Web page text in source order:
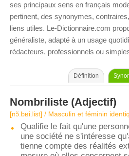
ses principaux sens en français
pertinent, des synonymes,
liens utiles. Le-Dictionnaire.com
généraliste, adapté à un usage
rédacteurs, professionnels ou
Définition
Nombriliste (Adjectif)
[nɔ̃.bʁi.list] / Masculin et féminin
Qualifie le fait qu'une
une société ne s'intéresse
tienne compte des réalités